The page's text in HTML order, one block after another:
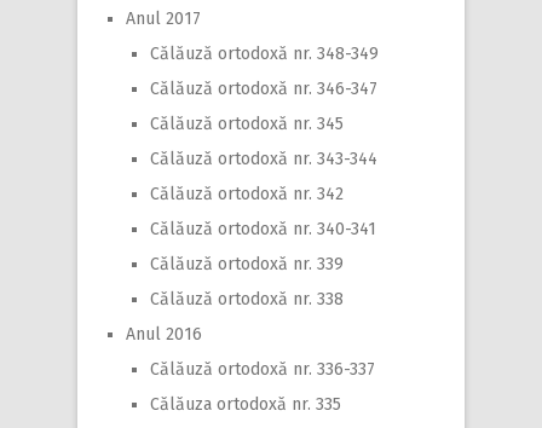
Anul 2017
Călăuză ortodoxă nr. 348-349
Călăuză ortodoxă nr. 346-347
Călăuză ortodoxă nr. 345
Călăuză ortodoxă nr. 343-344
Călăuză ortodoxă nr. 342
Călăuză ortodoxă nr. 340-341
Călăuză ortodoxă nr. 339
Călăuză ortodoxă nr. 338
Anul 2016
Călăuză ortodoxă nr. 336-337
Călăuza ortodoxă nr. 335